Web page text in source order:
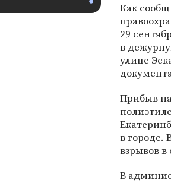
Как
29
в
улице
Прибыв
в городе.
взрывов
В